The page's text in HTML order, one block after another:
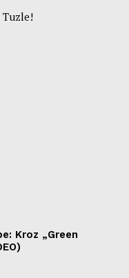
Tuzle!
Kroz „Green